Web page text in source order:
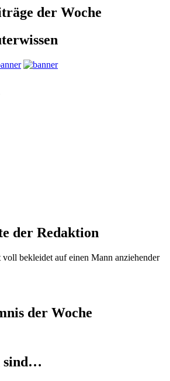
der Woche
der Redaktion
bekleidet auf einen Mann anziehender
der Woche
sind…